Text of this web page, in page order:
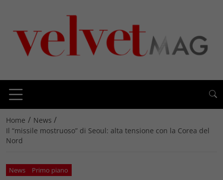
Home / News /
Il “missile mostruoso” di Seoul: alta tensione con la Corea del
Nord
News Primo piano